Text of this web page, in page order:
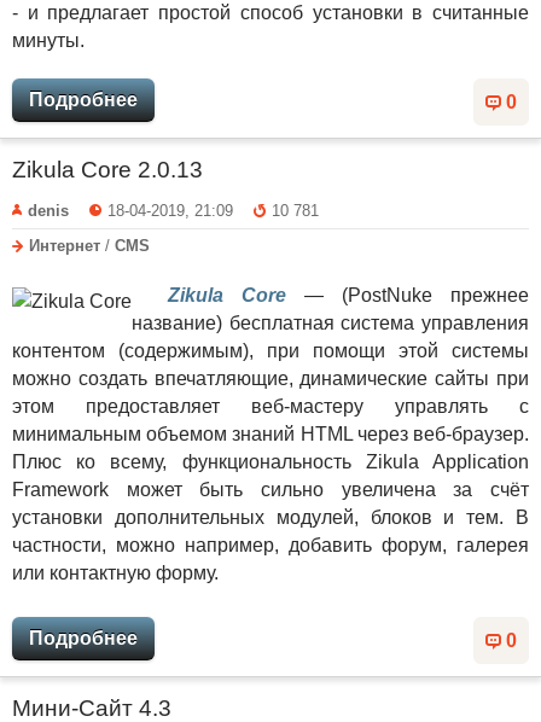
- и предлагает простой способ установки в считанные
минуты.
0
Подробнее
Zikula Core 2.0.13
denis 18-04-2019, 21:09
10 781
Интернет / CMS
Zikula Core — (PostNuke прежнее
название) бесплатная система управления
контентом (содержимым), при помощи этой системы
можно создать впечатляющие, динамические сайты при
этом предоставляет веб-мастеру управлять с
минимальным объемом знаний HTML через веб-браузер.
Плюс ко всему, функциональность Zikula Application
Framework может быть сильно увеличена за счёт
установки дополнительных модулей, блоков и тем. В
частности, можно например, добавить форум, галерея
или контактную форму.
0
Подробнее
Мини-Сайт 4.3